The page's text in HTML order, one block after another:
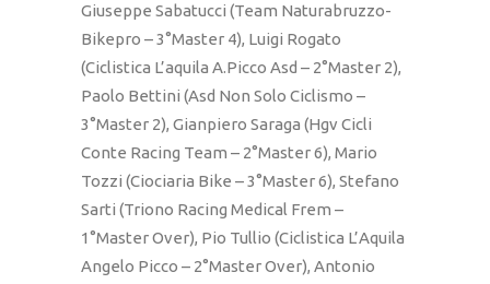
Giuseppe Sabatucci (Team Naturabruzzo-
Bikepro – 3°Master 4), Luigi Rogato
(Ciclistica L’aquila A.Picco Asd – 2°Master 2),
Paolo Bettini (Asd Non Solo Ciclismo –
3°Master 2), Gianpiero Saraga (Hgv Cicli
Conte Racing Team – 2°Master 6), Mario
Tozzi (Ciociaria Bike – 3°Master 6), Stefano
Sarti (Triono Racing Medical Frem –
1°Master Over), Pio Tullio (Ciclistica L’Aquila
Angelo Picco – 2°Master Over), Antonio